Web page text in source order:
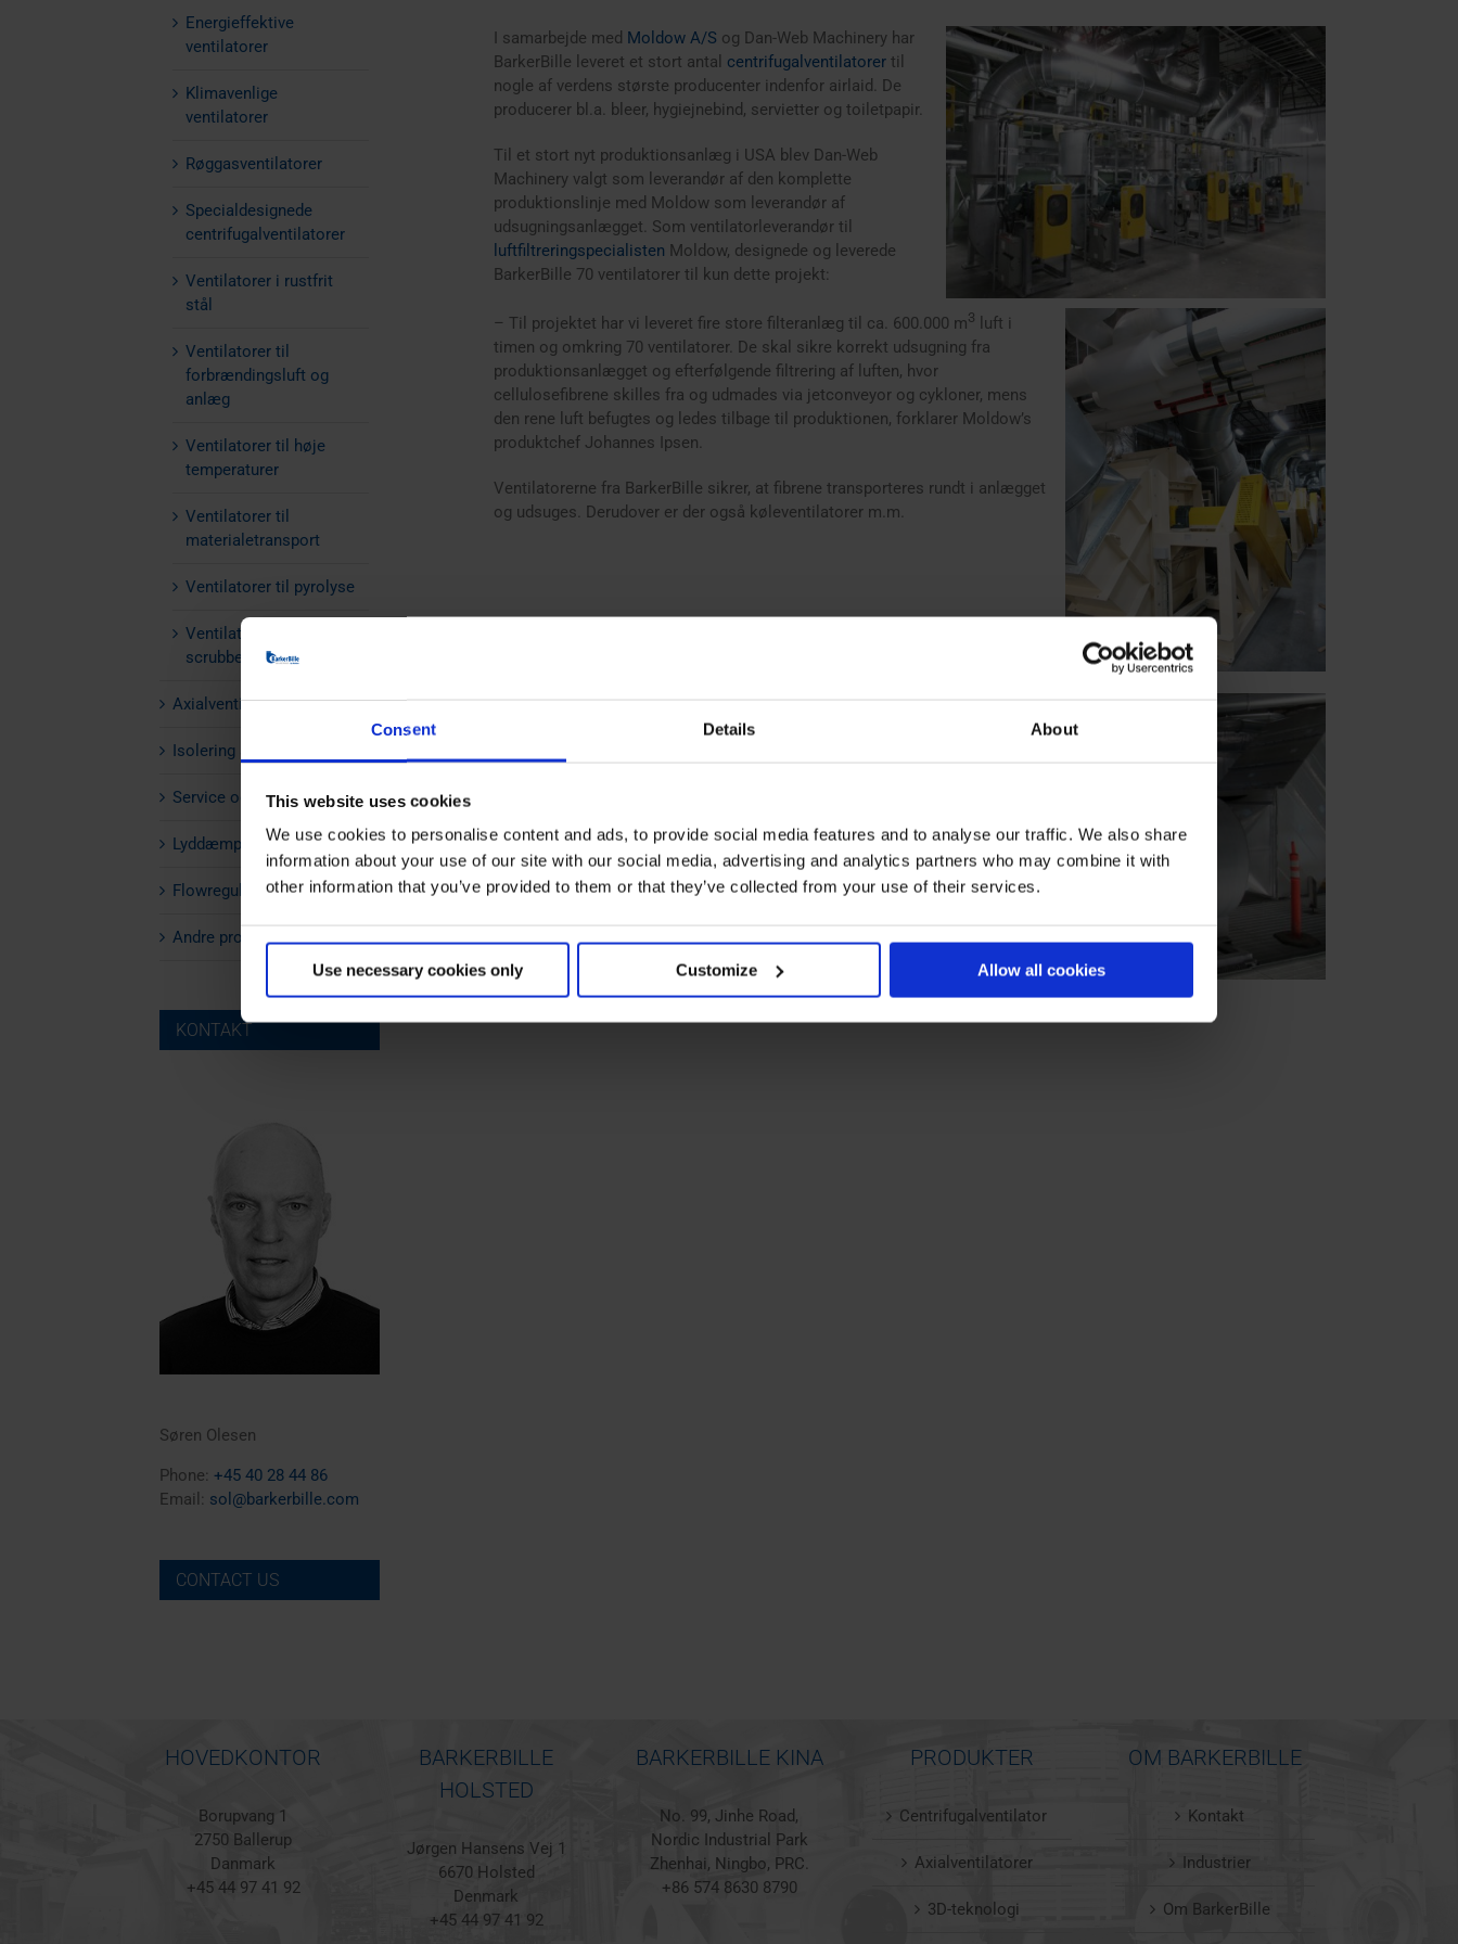
Consent Details About
This website uses cookies
We use cookies to personalise content and ads, to provide social media features and to analyse our traffic. We also share
information about your use of our site with our social media, advertising and analytics partners who may combine it with
other information that you’ve provided to them or that they’ve collected from your use of their services.
Use necessary cookies only Customize Allow all cookies
I samarbejde med Moldow A/S og Dan-Web Machinery har
BarkerBille leveret et stort antal centrifugalventilatorer til
nogle af verdens største producenter indenfor airlaid. De
producerer bl.a. bleer, hygiejnebind, servietter og toiletpapir.
Til et stort nyt produktionsanlæg i USA blev Dan-Web
Machinery valgt som leverandør af den komplette
produktionslinje med Moldow som leverandør af
udsugningsanlægget. Som ventilatorleverandør til
luftfiltreringspecialisten Moldow, designede og leverede
BarkerBille 70 ventilatorer til kun dette projekt:
– Til projektet har vi leveret fire store filteranlæg til ca. 600.000 m3
luft i
timen og omkring 70 ventilatorer. De skal sikre korrekt udsugning fra
produktionsanlægget og efterfølgende filtrering af luften, hvor
cellulosefibrene skilles fra og udmades via jetconveyor og cykloner, mens
den rene luft befugtes og ledes tilbage til produktionen, forklarer Moldow’s
produktchef Johannes Ipsen.
Ventilatorerne fra BarkerBille sikrer, at fibrene transporteres rundt i anlægget
og udsuges. Derudover er der også køleventilatorer m.m.
Energieffektive
ventilatorer
Klimavenlige
ventilatorer
Røggasventilatorer
Specialdesignede
centrifugalventilatorer
Ventilatorer i rustfrit
stål
Ventilatorer til
forbrændingsluft og
anlæg
Ventilatorer til høje
temperaturer
Ventilatorer til
materialetransport
Ventilatorer til pyrolyse
Ventilatorer til
scrubberanlæg
Axialventilatorer
Isolering af ventilator
Service og vedligehold
Lyddæmpere
Flowregulering
Andre produkter
KONTAKT
Søren Olesen
Phone: +45 40 28 44 86
Email: sol@barkerbille.com
CONTACT US
HOVEDKONTOR
Borupvang 1
2750 Ballerup
Danmark
+45 44 97 41 92
BARKERBILLE
HOLSTED
Jørgen Hansens Vej 1
6670 Holsted
Denmark
+45 44 97 41 92
BARKERBILLE KINA
No. 99, Jinhe Road,
Nordic Industrial Park
Zhenhai, Ningbo, PRC.
+86 574 8630 8790
PRODUKTER
Centrifugalventilator
Axialventilatorer
3D-teknologi
OM BARKERBILLE
Kontakt
Industrier
Om BarkerBille